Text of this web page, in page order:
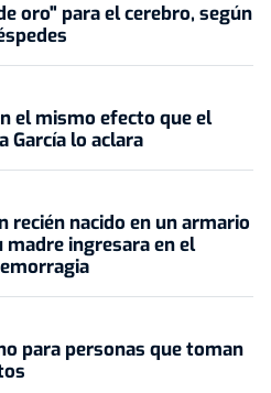
oro" para el cerebro, según
el mismo efecto que el
García lo aclara
recién nacido en un armario
madre ingresara en el
para personas que toman